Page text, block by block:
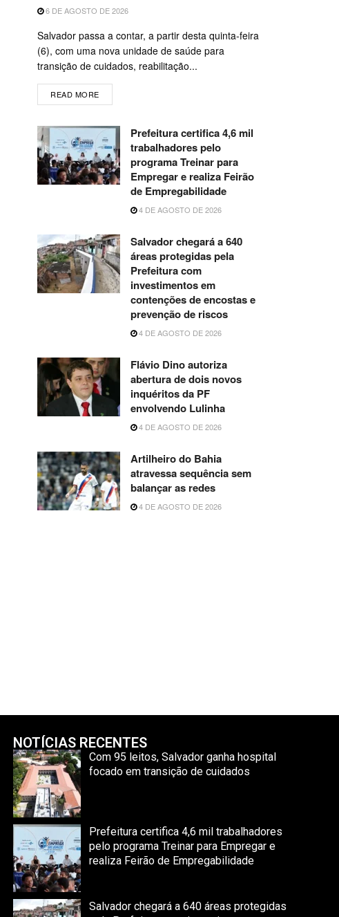
6 DE AGOSTO DE 2026
Salvador passa a contar, a partir desta quinta-feira
(6), com uma nova unidade de saúde para
transição de cuidados, reabilitação...
READ MORE
Prefeitura certifica 4,6 mil
trabalhadores pelo
programa Treinar para
Empregar e realiza Feirão
de Empregabilidade
4 DE AGOSTO DE 2026
Salvador chegará a 640
áreas protegidas pela
Prefeitura com
investimentos em
contenções de encostas e
prevenção de riscos
4 DE AGOSTO DE 2026
Flávio Dino autoriza
abertura de dois novos
inquéritos da PF
envolvendo Lulinha
4 DE AGOSTO DE 2026
Artilheiro do Bahia
atravessa sequência sem
balançar as redes
4 DE AGOSTO DE 2026
NOTÍCIAS RECENTES
Com 95 leitos, Salvador ganha hospital
focado em transição de cuidados
Prefeitura certifica 4,6 mil trabalhadores
pelo programa Treinar para Empregar e
realiza Feirão de Empregabilidade
Salvador chegará a 640 áreas protegidas